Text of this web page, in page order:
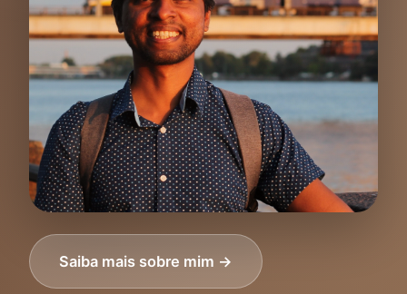
Saiba mais sobre mim →